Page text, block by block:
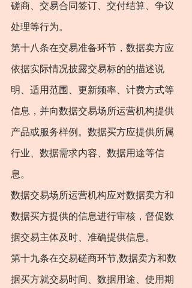
磋商、交易合同签订、交付结算、争议
处理等行为。
第十八条在交易准备环节，数据卖方应
依据实际情况披露交易标的的描述说
明、适用范围、更新频率、计费方式等
信息，并向数据交易场所运营机构提供
产品或服务样例。数据买方应提供所属
行业、数据需求内容、数据用途等信
息。
数据交易场所运营机构应对数据卖方和
数据买方提供的信息进行审核，督促数
据交易主体及时、准确提供信息。
第十九条在交易磋商环节,数据卖方和数
据买方就交易时间、数据用途、使用期